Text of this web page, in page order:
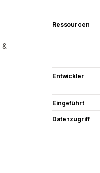
&
Ressourcen
Entwickler
Eingeführt
Datenzugriff